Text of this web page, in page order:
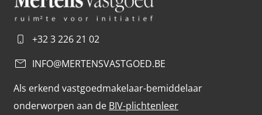
+32 3 226 21 02
INFO@MERTENSVASTGOED.BE
Als erkend vastgoedmakelaar-bemiddelaar
onderworpen aan de BIV-plichtenleer